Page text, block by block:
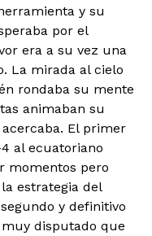
y su
por el
era a su vez una
La mirada al cielo
rondaba su mente
animaban su
acercaba. El primer
al ecuatoriano
momentos pero
estrategia del
y definitivo
disputado que